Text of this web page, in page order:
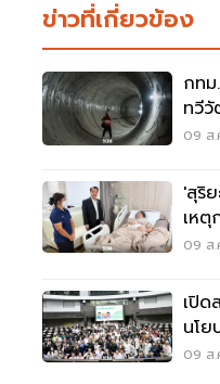
ข่าวที่เกี่ยวข้อง
กทม
ทวี
09 ส.
'สุริ
เหตุ
นนท
09 ส.
เปิด
นโ
แลอ
09 ส.